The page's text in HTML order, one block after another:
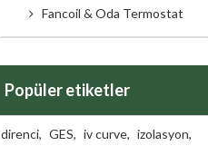
Fancoil & Oda Termostat
Popüler etiketler
direnci, GES, iv curve, izolasyon,